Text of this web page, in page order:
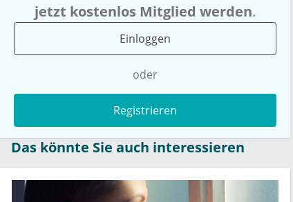
jetzt kostenlos Mitglied werden.
Einloggen
oder
Registrieren
Das könnte Sie auch interessieren